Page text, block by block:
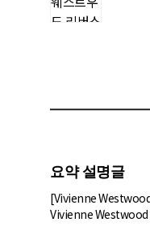
요약 설명글
[Vivienne
Vivienne